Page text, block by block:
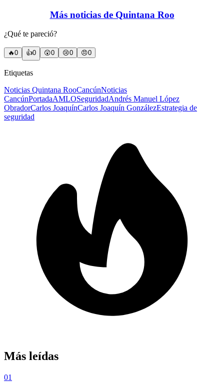
Más noticias de Quintana Roo
¿Qué te pareció?
🔥0 👍0 😲0 😢0 😠0
Etiquetas
Noticias Quintana RooCancúnNoticias
CancúnPortadaAMLOSeguridadAndrés Manuel López
ObradorCarlos JoaquínCarlos Joaquín GonzálezEstrategia de
seguridad
Más leídas
01